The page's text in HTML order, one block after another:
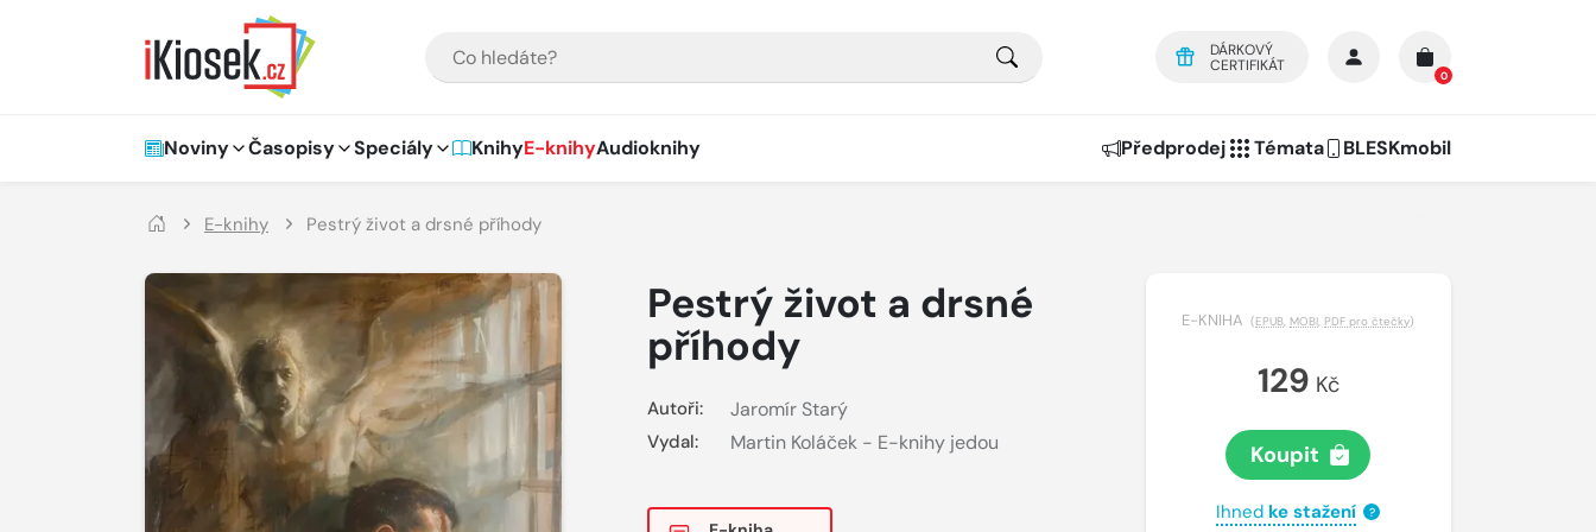
DÁRKOVÝ
CERTIFIKÁT
0
Hlavní navigace
Noviny Časopisy Speciály KnihyE-knihyAudioknihy Předprodej Témata BLESKmobil
E-knihy Pestrý život a drsné příhody
Pestrý život a drsné
příhody
Autoři: Jaromír Starý
Vydal: Martin Koláček - E-knihy jedou
E-KNIHA (EPUB, MOBI, PDF pro čtečky)
129 Kč
Koupit
Ihned ke stažení ?